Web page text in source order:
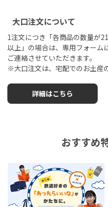
大口注文について
1注文につき「各商品の数量が
以上」の場合は、専用フォーム
ご連絡させていただきます。
※大口注文は、宅配でのお土産
詳細はこちら
おすすめ